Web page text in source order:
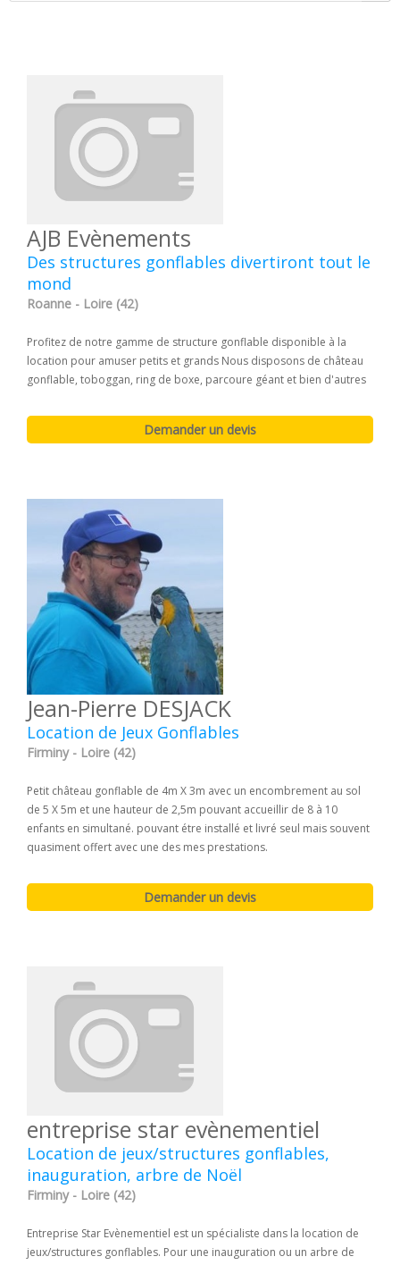
AJB Evènements
Des structures gonflables divertiront tout le
mond
Roanne - Loire (42)
Profitez de notre gamme de structure gonflable disponible à la
location pour amuser petits et grands Nous disposons de château
gonflable, toboggan, ring de boxe, parcoure géant et bien d'autres
Jean-Pierre DESJACK
Location de Jeux Gonflables
Firminy - Loire (42)
Petit château gonflable de 4m X 3m avec un encombrement au sol
de 5 X 5m et une hauteur de 2,5m pouvant accueillir de 8 à 10
enfants en simultané. pouvant étre installé et livré seul mais souvent
quasiment offert avec une des mes prestations.
entreprise star evènementiel
Location de jeux/structures gonflables,
inauguration, arbre de Noël
Firminy - Loire (42)
Entreprise Star Evènementiel est un spécialiste dans la location de
jeux/structures gonflables. Pour une inauguration ou un arbre de